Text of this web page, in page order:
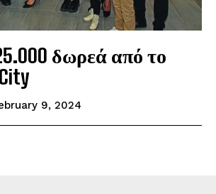
δωρεά από το
9, 2024